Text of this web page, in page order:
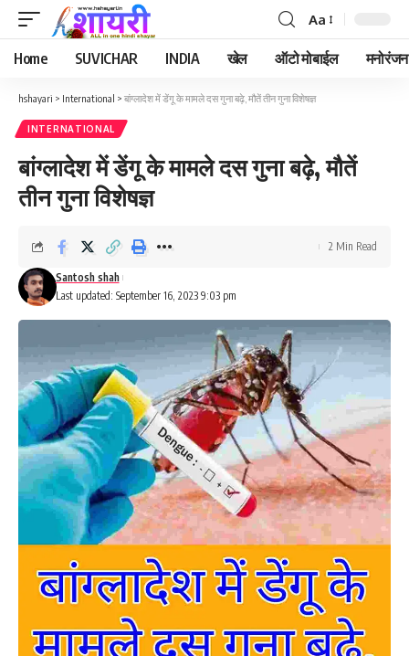
Font
Resizer
Aa
Home SUVICHAR INDIA खेल ऑटो मोबाईल मनोरंजन
hshayari > International > बांग्लादेश में डेंगू के मामले दस गुना बढ़े, मौतें तीन गुना विशेषज्ञ
INTERNATIONAL
बांग्लादेश में डेंगू के मामले दस गुना बढ़े, मौतें
तीन गुना विशेषज्ञ
Last updated: September 16, 2023 9:03 pm
Santosh shah
2 Min Read